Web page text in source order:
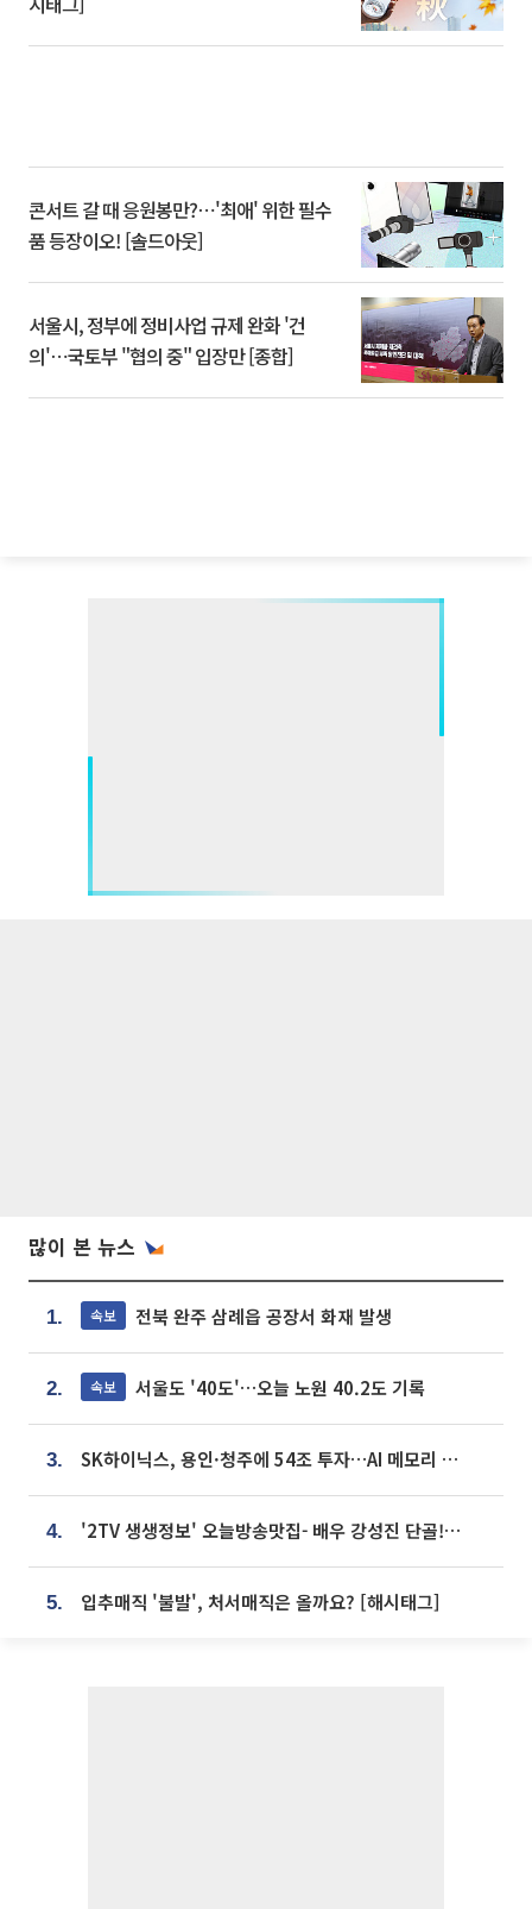
콘서트 갈 때 응원봉만?⋯'최애' 위한 필수
품 등장이오! [솔드아웃]
서울시, 정부에 정비사업 규제 완화 '건
의'⋯국토부 "협의 중" 입장만 [종합]
많이 본 뉴스
1. 속보 전북 완주 삼례읍 공장서 화재 발생
2. 속보 서울도 '40도'…오늘 노원 40.2도 기록
3. SK하이닉스, 용인·청주에 54조 투자…AI 메모리 생산기지 키운다
4. '2TV 생생정보' 오늘방송맛집- 배우 강성진 단골! 쌀국수ㆍ푸팟퐁 커리 맛집 '블○○○'
5. 입추매직 '불발', 처서매직은 올까요? [해시태그]